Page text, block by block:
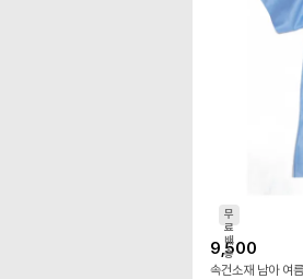
무
료
배
송
9,500